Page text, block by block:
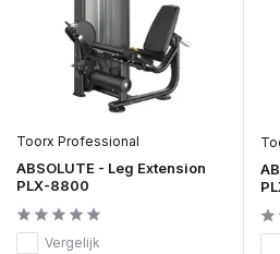
Toorx Professional
ABSOLUTE - Leg Extension
PLX-8800
Vergelijk